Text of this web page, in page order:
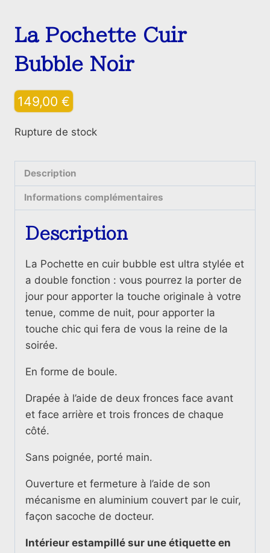
La Pochette Cuir
Bubble Noir
149,00 €
Rupture de stock
Description
Informations complémentaires
Description
La Pochette en cuir bubble est ultra stylée et
a double fonction : vous pourrez la porter de
jour pour apporter la touche originale à votre
tenue, comme de nuit, pour apporter la
touche chic qui fera de vous la reine de la
soirée.
En forme de boule.
Drapée à l’aide de deux fronces face avant
et face arrière et trois fronces de chaque
côté.
Sans poignée, porté main.
Ouverture et fermeture à l’aide de son
mécanisme en aluminium couvert par le cuir,
façon sacoche de docteur.
Intérieur estampillé sur une étiquette en